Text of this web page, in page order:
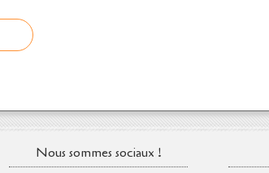
Nous sommes sociaux !